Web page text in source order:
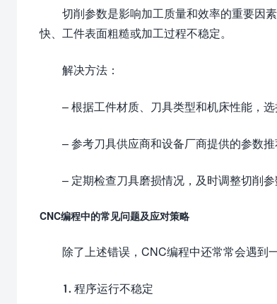
切削参数是影响加工质量和效率的重要因
快、工件表面粗糙或加工过程不稳定。
解决方法：
– 根据工件材质、刀具类型和机床性能，选
– 参考刀具供应商和设备厂商提供的参数
– 定期检查刀具磨损情况，及时调整切削参
CNC编程中的常见问题及应对策略
除了上述错误，CNC编程中还常常会遇到
1. 程序运行不稳定